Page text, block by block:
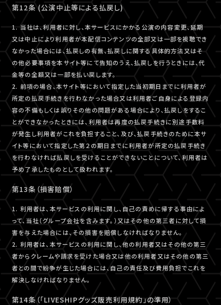
第12条 (公演中止等による払戻し)
1. 当社は、利用者に対し、本サービスにかかる公演の内容変更、延期
又は中止により利用者が本配信コンテンツの全部又は一部を視聴でき
なかった場合には、払戻しの有無、払戻しに関する具体的方法又はそ
の他必要事項を本サイト等にて告知のうえ、払戻しを行うときには、代
金等の全額又は一部を払い戻します。
2. 前項の場合、本サイト等において指定した当初期日までに利用者が
所定の払戻手続きを行わなかった場合又は利用者ご自身による登録内
容の不備もしくは誤りその他の問題がある場合により、払戻しをするこ
とができなかったときには、利用者は再度の払戻手続きに別途手数料
が発生し利用者がこれを負担すること、及び、払戻手続きのために本サ
イト等において指定した第２の期日までに利用者が所定の払戻手続き
を行わなければ払戻しを受けることができないことについて、利用者は
予め了承したものとして扱われます。
第13条（損害賠償）
1. 利用者は、本サービスの利用に関し、自己の責めに帰する事由によ
って、当社（グループ会社を含みます。）又はその他の第三者に対して損
害を与えた場合には、その損害を賠償しなければなりません。
2. 利用者は、本サービスの利用に関し、他の利用者又はその他の第三
者からクレームや請求を受けた場合又は他の利用者又はその他の第三
者との間で紛争が生じた場合には、自己の責任及び費用負担でこれを
解決しなければなりません。
第14条（「LIVESHIPグッズ販売利用規約」の準用）